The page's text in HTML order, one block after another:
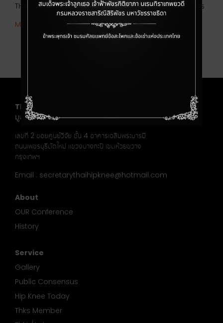
THKS Corporate Social Responsibility 2025 กิจกรรมสัญจร
More Detail >
Thai Hip & Knee Society
มูลนิธิศัลยแพทย์ข้อสะโพกข้อเข่า (ประเทศไทย)
เลขที่ 2 ซอยศูนย์วิจัย ชั้น 4 อาคารเฉลิมพระบารมี
ถนนเพชรบุรีตัดใหม่ แขวงบางกะปิ เขตห้วยขวาง
กรุงเทพฯ
Email : secretarythaihipknee@hotmail.com
About
OUR Conference
History
Service
Gallery
Public Consensus
Hip Knee Today
Thks Member